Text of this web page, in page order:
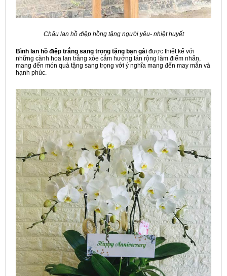
Chậu lan hồ điệp hồng tặng người yêu- nhiệt huyết
Bình lan hồ điệp trắng sang trọng tặng bạn gái được thiết kế với
những cành hoa lan trắng xòe cắm hướng tán rộng làm điểm nhấn,
mang đến món quà tặng sang trọng với ý nghĩa mang đến may mắn và
hạnh phúc.